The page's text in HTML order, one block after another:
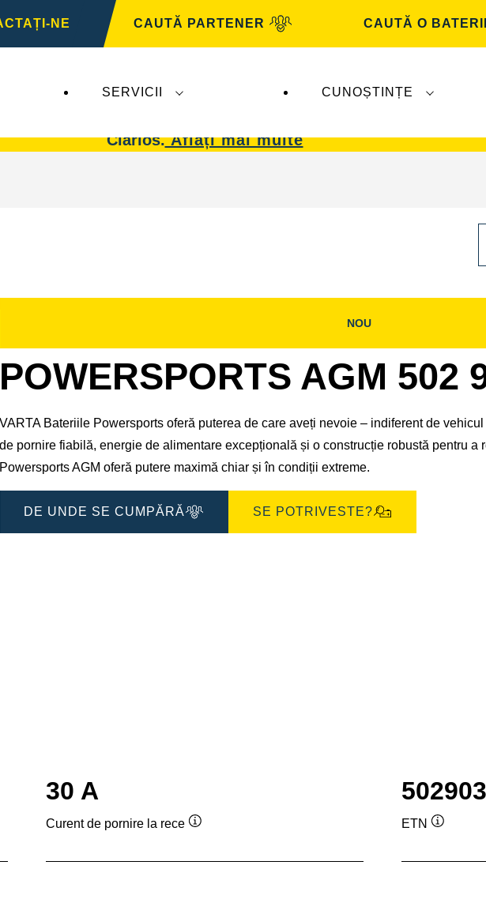
NE CAUTĂ PARTENER CAUTĂ O
SERVICII CUNOȘTINȚE
Clarios.Aflați mai multe
imagine
NOU
POWERSPORTS AGM 502
VARTA Bateriile Powersports oferă puterea de care aveți nevoie – indiferent de
de pornire fiabilă, energie de alimentare excepțională și o construcție robustă pentru a
Powersports AGM oferă putere maximă chiar și în condiții extreme.
DE UNDE SE CUMPĂRĂ SE POTRIVESTE?
30 A
Curent de pornire la rece
ETN